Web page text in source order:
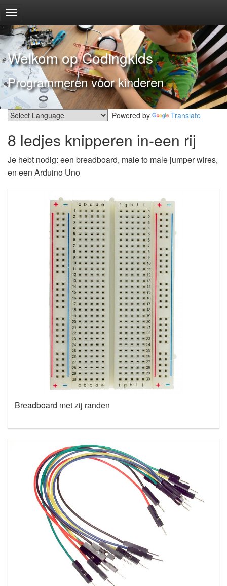
Welkom op Codingkids
Programmeren voor kinderen
Powered by Translate
8 ledjes knipperen in-een rij
Je hebt nodig: een breadboard, male to male jumper wires,
en een Arduino Uno
Breadboard met zij randen